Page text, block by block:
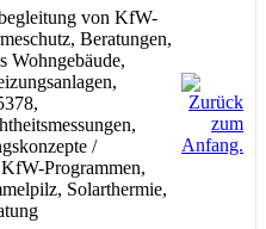
von KfW-
, Beratungen,
Wohngebäude,
,
,
,
/
Programmen,
, Solarthermie,